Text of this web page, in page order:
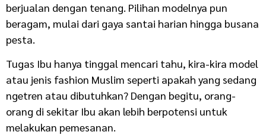
berjualan dengan tenang. Pilihan modelnya pun
beragam, mulai dari gaya santai harian hingga busana
pesta.
Tugas Ibu hanya tinggal mencari tahu, kira-kira model
atau jenis fashion Muslim seperti apakah yang sedang
ngetren atau dibutuhkan? Dengan begitu, orang-
orang di sekitar Ibu akan lebih berpotensi untuk
melakukan pemesanan.